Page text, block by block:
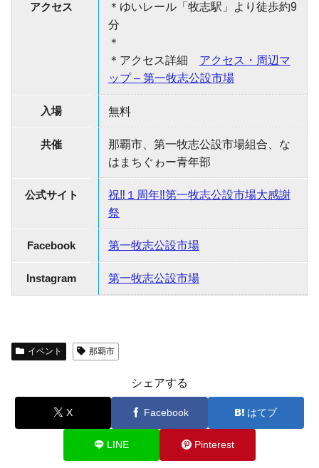
アクセス
＊ゆいレール「牧志駅」より徒歩約9
分
＊
＊アクセス詳細 アクセス・周辺マ
ップ – 第一牧志公設市場
入場 無料
共催
那覇市、第一牧志公設市場組合、な
はまちぐゎー青年部
公式サイト
祝‼１周年‼第一牧志公設市場大感謝
祭
Facebook 第一牧志公設市場
Instagram 第一牧志公設市場
イベント 那覇市
シェアする
X Facebook はてブ
LINE Pinterest